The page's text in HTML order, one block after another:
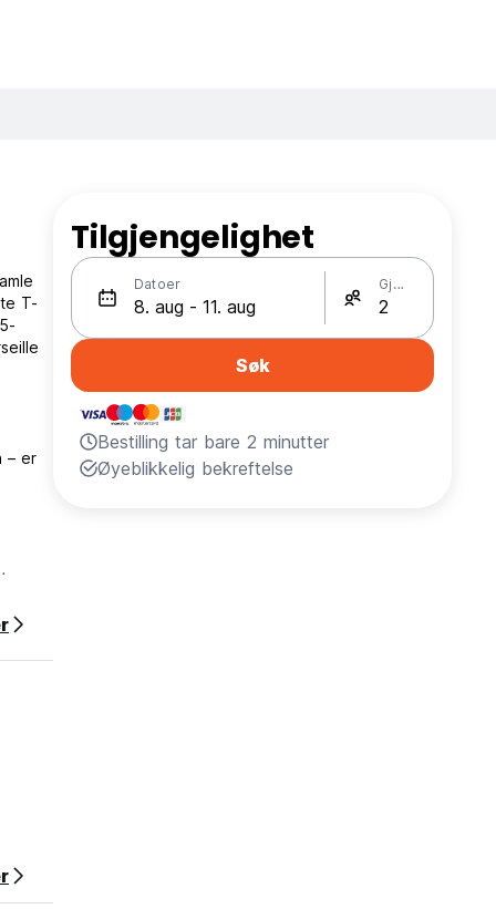
T-
– er
Tilgjengelighet
Datoer Gjester
Søk
Bestilling tar bare 2 minutter
Øyeblikkelig bekreftelse